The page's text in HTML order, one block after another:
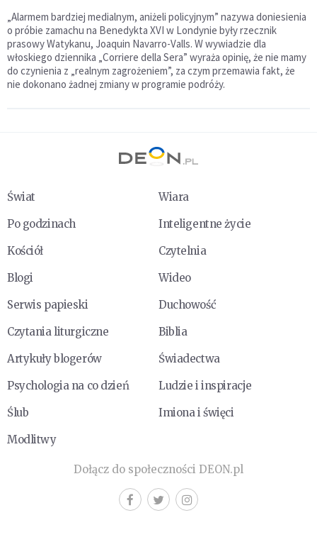
„Alarmem bardziej medialnym, aniżeli policyjnym” nazywa doniesienia
o próbie zamachu na Benedykta XVI w Londynie były rzecznik
prasowy Watykanu, Joaquin Navarro-Valls. W wywiadzie dla
włoskiego dziennika „Corriere della Sera” wyraża opinię, że nie mamy
do czynienia z „realnym zagrożeniem”, za czym przemawia fakt, że
nie dokonano żadnej zmiany w programie podróży.
Świat
Wiara
Po godzinach
Inteligentne życie
Kościół
Czytelnia
Blogi
Wideo
Serwis papieski
Duchowość
Czytania liturgiczne
Biblia
Artykuły blogerów
Świadectwa
Psychologia na co dzień
Ludzie i inspiracje
Ślub
Imiona i święci
Modlitwy
Dołącz do społeczności DEON.pl